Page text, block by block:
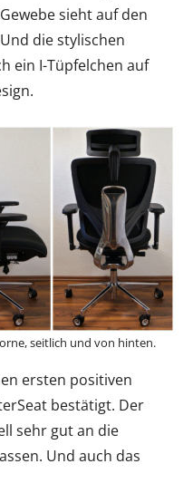
sieht auf den
die stylischen
ein I-Tüpfelchen auf
seitlich und von hinten.
ersten positiven
bestätigt. Der
sehr gut an die
Und auch das